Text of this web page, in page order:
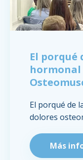
El porqué
hormonal
El porqué de
dolores
Más